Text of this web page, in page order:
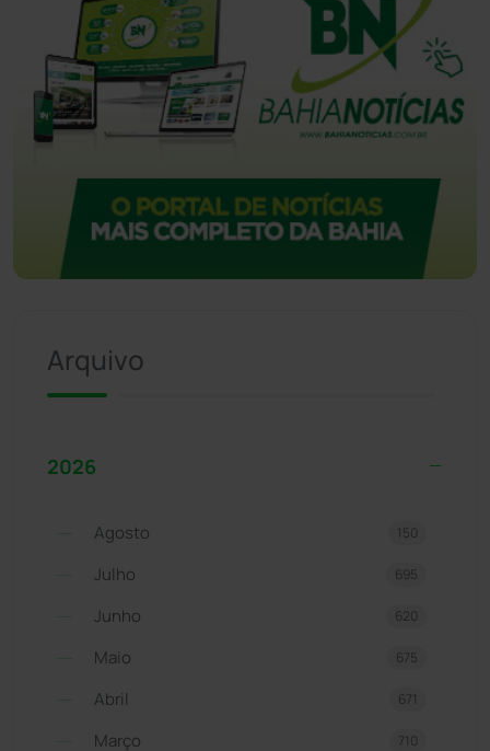
Arquivo
2026
Agosto 150
Julho 695
Junho 620
Maio 675
Abril 671
Março 710